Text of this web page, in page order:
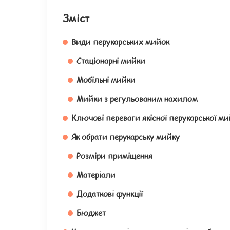
Зміст
Види перукарських мийок
Стаціонарні мийки
Мобільні мийки
Мийки з регульованим нахилом
Ключові переваги якісної перукарської
Як обрати перукарську мийку
Розміри приміщення
Матеріали
Додаткові функції
Бюджет